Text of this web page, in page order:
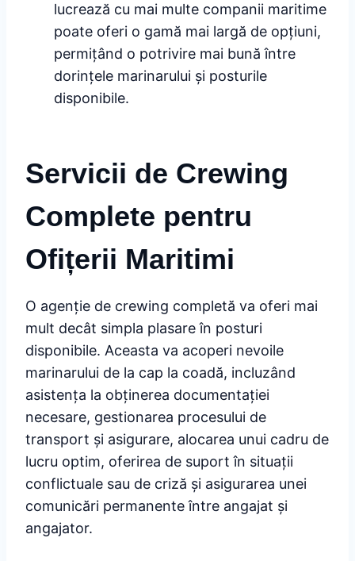
lucrează cu mai multe companii maritime
poate oferi o gamă mai largă de opțiuni,
permițând o potrivire mai bună între
dorințele marinarului și posturile
disponibile.
Servicii de Crewing
Complete pentru
Ofițerii Maritimi
O agenție de crewing completă va oferi mai
mult decât simpla plasare în posturi
disponibile. Aceasta va acoperi nevoile
marinarului de la cap la coadă, incluzând
asistența la obținerea documentației
necesare, gestionarea procesului de
transport și asigurare, alocarea unui cadru de
lucru optim, oferirea de suport în situații
conflictuale sau de criză și asigurarea unei
comunicări permanente între angajat și
angajator.